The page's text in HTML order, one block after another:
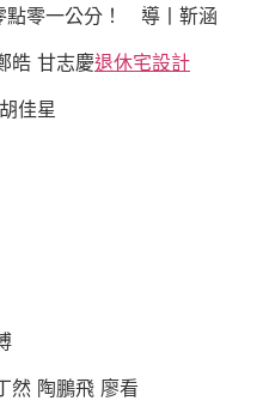
點零一公分！ 導丨靳涵
皓 甘志慶退休宅設計
佳星
然 陶鵬飛 廖看